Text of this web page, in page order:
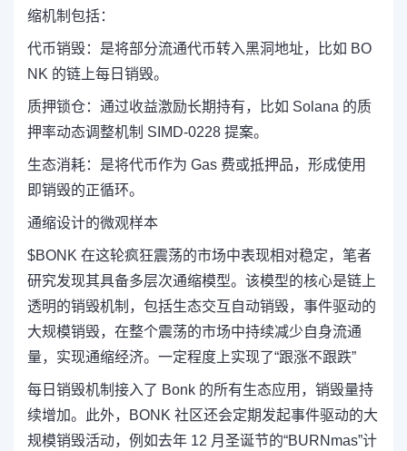
缩机制包括：
代币销毁：是将部分流通代币转入黑洞地址，比如 BO
NK 的链上每日销毁。
质押锁仓：通过收益激励长期持有，比如 Solana 的质
押率动态调整机制 SIMD-0228 提案。
生态消耗：是将代币作为 Gas 费或抵押品，形成使用
即销毁的正循环。
通缩设计的微观样本
$BONK 在这轮疯狂震荡的市场中表现相对稳定，笔者
研究发现其具备多层次通缩模型。该模型的核心是链上
透明的销毁机制，包括生态交互自动销毁，事件驱动的
大规模销毁，在整个震荡的市场中持续减少自身流通
量，实现通缩经济。一定程度上实现了“跟涨不跟跌”
每日销毁机制接入了 Bonk 的所有生态应用，销毁量持
续增加。此外，BONK 社区还会定期发起事件驱动的大
规模销毁活动，例如去年 12 月圣诞节的“BURNmas”计